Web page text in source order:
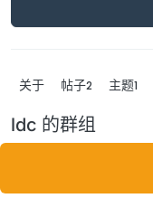
关于 帖子2 主题1
ldc 的群组